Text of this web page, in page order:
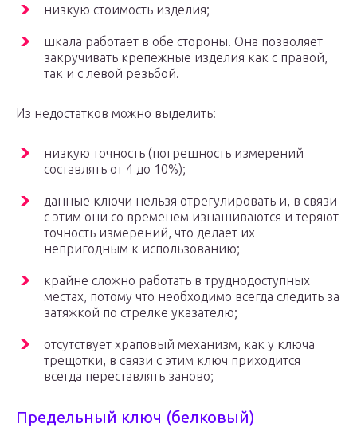
низкую стоимость изделия;
шкала работает в обе стороны. Она позволяет
закручивать крепежные изделия как с правой,
так и с левой резьбой.
Из недостатков можно выделить:
низкую точность (погрешность измерений
составлять от 4 до 10%);
данные ключи нельзя отрегулировать и, в связи
с этим они со временем изнашиваются и теряют
точность измерений, что делает их
непригодным к использованию;
крайне сложно работать в труднодоступных
местах, потому что необходимо всегда следить за
затяжкой по стрелке указателю;
отсутствует храповый механизм, как у ключа
трещотки, в связи с этим ключ приходится
всегда переставлять заново;
Предельный ключ (белковый)